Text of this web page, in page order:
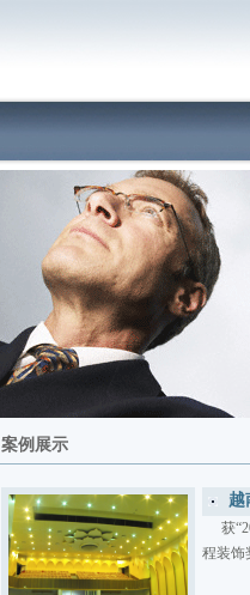
案例展示
越
获
程装